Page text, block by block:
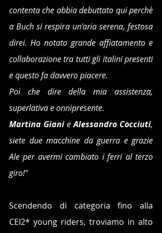
contenta che abbia debuttato qui perchè
a Buch si respira un'aria serena, festosa
direi. Ho notato grande affiatamento e
collaborazione tra tutti gli italini presenti
e questo fa davvero piacere.
Poi che dire della mia assistenza,
superlativa e onnipresente.
Martina Giani e Alessandro Cocciuti,
siete due macchine da guerra e grazie
Ale per avermi cambiato i ferri al terzo
giro!"
Scendendo di categoria fino alla
CEI2* young riders, troviamo in alto